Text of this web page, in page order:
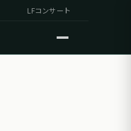
LFコンサート